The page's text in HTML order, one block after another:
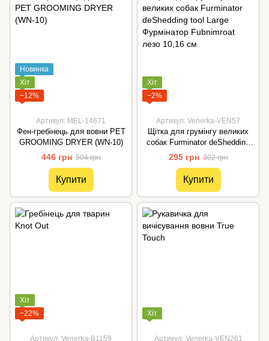
Новинка
Хіт
−12%
Артикул: MEL-14671
Фен-гребінець для вовни PET
GROOMING DRYER (WN-10)
446 грн 504 грн
Купити
Хіт
−2%
Артикул: Venerka-VEN57
Щітка для грумінгу великих
собак Furminator deShedding
tool Large Фурмінатор
Fubnimroat лезо 10,16 см
295 грн 302 грн
Купити
Хіт
−22%
Артикул: Venerka-B1159
Хіт
Артикул: Venerka-VEN261